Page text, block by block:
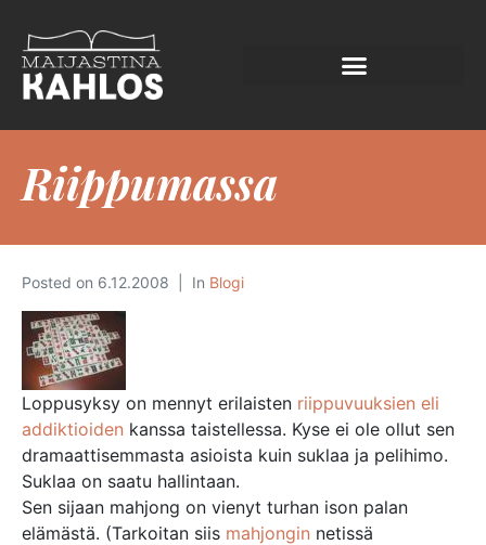
Riippumassa
Posted on 6.12.2008 In Blogi
Loppusyksy on mennyt erilaisten riippuvuuksien eli
addiktioiden kanssa taistellessa. Kyse ei ole ollut sen
dramaattisemmasta asioista kuin suklaa ja pelihimo.
Suklaa on saatu hallintaan.
Sen sijaan mahjong on vienyt turhan ison palan
elämästä. (Tarkoitan siis mahjongin netissä